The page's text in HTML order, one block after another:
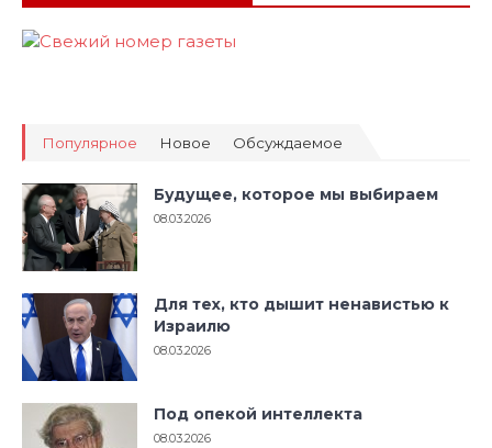
Популярное Новое Обсуждаемое
Будущее, которое мы выбираем
08.03.2026
Для тех, кто дышит ненавистью к
Израилю
08.03.2026
Под опекой интеллекта
08.03.2026